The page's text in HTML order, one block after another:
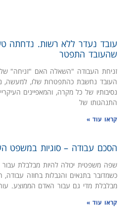
עובד נעדר ללא רשות. נדחתה
שהעובד התפטר
זניחת העבודה "השאלה האם "זניחה" של
העובד נחשבת כהתפטרות שלו, למעשה,
נסיבותיו של כל מקרה, והמאפיינים
התנהגותו של
קראו עוד »
הסכם עבודה – סוגיות במשפט
שפה משפטית יכולה להיות מבלבלת
כשמדובר בתנאים והגבלות בחוזה עבודה,
מבלבלת מדי גם עבור האדם הממוצע.
קראו עוד »